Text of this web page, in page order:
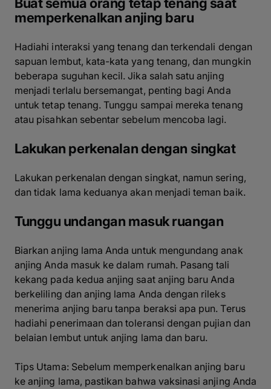
memperkenalkan anjing baru
Hadiahi interaksi yang tenang dan terkendali dengan
sapuan lembut, kata-kata yang tenang, dan mungkin
beberapa suguhan kecil. Jika salah satu anjing
menjadi terlalu bersemangat, penting bagi Anda
untuk tetap tenang. Tunggu sampai mereka tenang
atau pisahkan sebentar sebelum mencoba lagi.
Lakukan perkenalan dengan singkat
Lakukan perkenalan dengan singkat, namun sering,
dan tidak lama keduanya akan menjadi teman baik.
Tunggu undangan masuk ruangan
Biarkan anjing lama Anda untuk mengundang anak
anjing Anda masuk ke dalam rumah. Pasang tali
kekang pada kedua anjing saat anjing baru Anda
berkeliling dan anjing lama Anda dengan rileks
menerima anjing baru tanpa beraksi apa pun. Terus
hadiahi penerimaan dan toleransi dengan pujian dan
belaian lembut untuk anjing lama dan baru.
Tips Utama: Sebelum memperkenalkan anjing baru
ke anjing lama, pastikan bahwa vaksinasi anjing Anda